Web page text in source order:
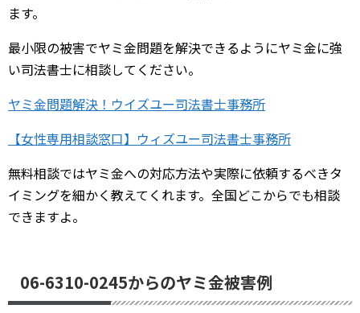
ます。
最小限の被害でヤミ金問題を解決できるようにヤミ金に強
い司法書士に相談してください。
ヤミ金問題解決！ウイズユー司法書士事務所
【女性専用相談窓口】ウィズユー司法書士事務所
無料相談ではヤミ金への対応方法や実際に依頼するべきタ
イミングを細かく教えてくれます。全国どこからでも相談
できますよ。
06-6310-0245からのヤミ金被害例